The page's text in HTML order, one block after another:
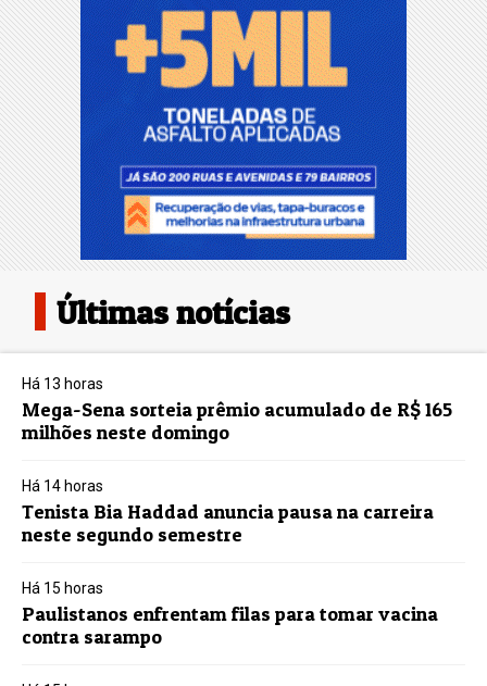
Últimas notícias
Há 13 horas
Mega-Sena sorteia prêmio acumulado de R$ 165
milhões neste domingo
Há 14 horas
Tenista Bia Haddad anuncia pausa na carreira
neste segundo semestre
Há 15 horas
Paulistanos enfrentam filas para tomar vacina
contra sarampo